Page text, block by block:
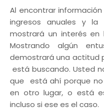
Al encontrar
ingresos anuales y la
mostrará un interés
Mostrando algún
demostrará una actitud
está buscando. Usted
que está ahí porque
en otro lugar, o está
incluso si ese es el caso.